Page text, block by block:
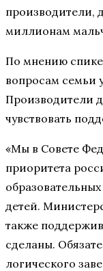
производители,
миллионам
По мнению
вопросам семьи
Производители
чувствовать
«Мы в Совете
приоритета
детей.
также
сделаны.
логического